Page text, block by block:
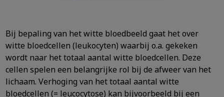
Bij bepaling van het witte bloedbeeld gaat het over
witte bloedcellen (leukocyten) waarbij o.a. gekeken
wordt naar het totaal aantal witte bloedcellen. Deze
cellen spelen een belangrijke rol bij de afweer van het
lichaam. Verhoging van het totaal aantal witte
bloedcellen (= leucocytose) kan bijvoorbeeld bij een